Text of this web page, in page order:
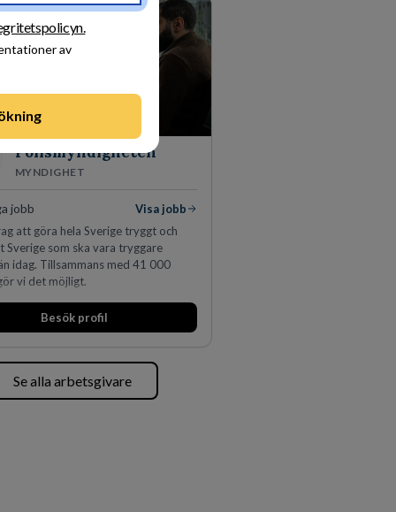
av
Polismyndigheten
MYNDIGHET
jobb
Visa jobb
att göra hela Sverige tryggt och
Sverige som ska vara tryggare
idag. Tillsammans med 41 000
vi det möjligt.
Besök profil
Se alla arbetsgivare